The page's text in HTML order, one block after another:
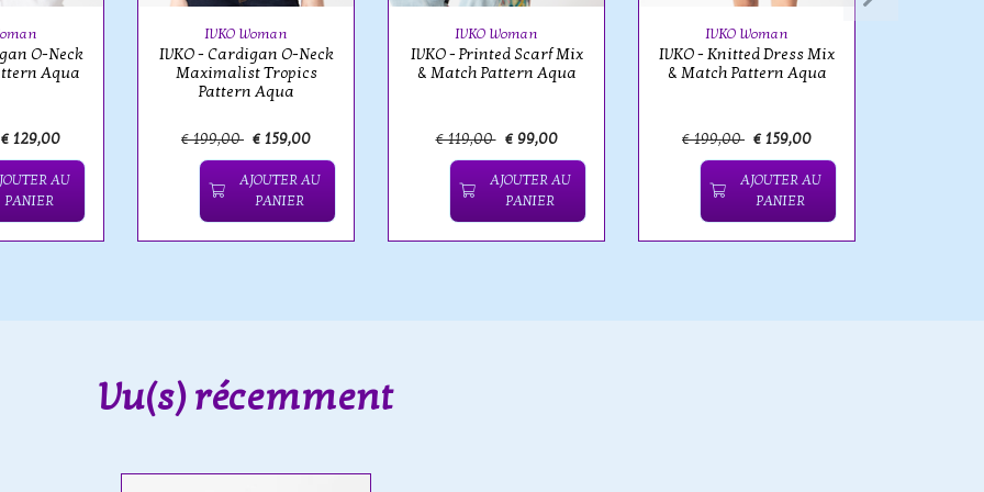
O-Neck
Aqua
€ 129,00
AU
PANIER
IVKO Woman
IVKO - Cardigan O-Neck
Maximalist Tropics
Pattern Aqua
€ 199,00 € 159,00
AJOUTER AU
PANIER
IVKO Woman
IVKO - Printed Scarf Mix
& Match Pattern Aqua
€ 119,00 € 99,00
AJOUTER AU
PANIER
IVKO Woman
IVKO - Knitted Dress Mix
& Match Pattern Aqua
€ 199,00 € 159,00
AJOUTER AU
PANIER
Vu(s) récemment